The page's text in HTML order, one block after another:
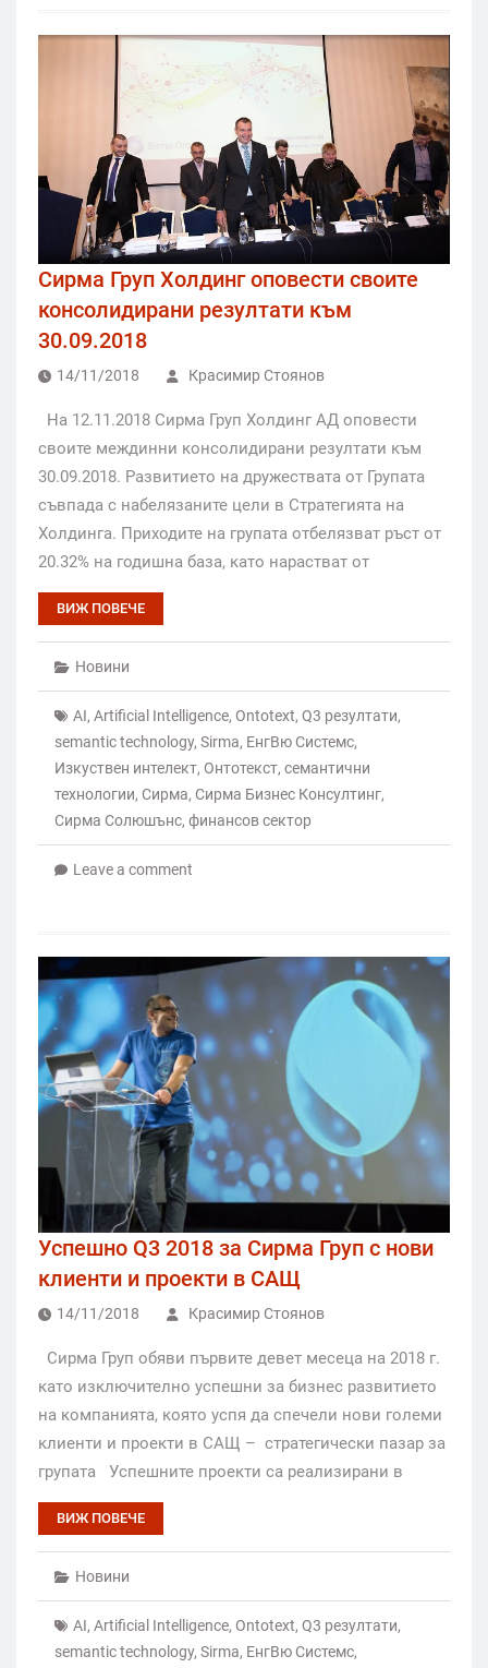
Сирма Груп Холдинг оповести своите
консолидирани резултати към
30.09.2018
14/11/2018 Красимир Стоянов
На 12.11.2018 Сирма Груп Холдинг АД оповести
своите междинни консолидирани резултати към
30.09.2018. Развитието на дружествата от Групата
съвпада с набелязаните цели в Стратегията на
Холдинга. Приходите на групата отбелязват ръст от
20.32% на годишна база, като нарастват от
ВИЖ ПОВЕЧЕ
Новини
AI, Artificial Intelligence, Ontotext, Q3 резултати,
semantic technology, Sirma, ЕнгВю Системс,
Изкуствен интелект, Онтотекст, семантични
технологии, Сирма, Сирма Бизнес Консултинг,
Сирма Солюшънс, финансов сектор
Leave a comment
Успешно Q3 2018 за Сирма Груп с нови
клиенти и проекти в САЩ
14/11/2018 Красимир Стоянов
Сирма Груп обяви първите девет месеца на 2018 г.
като изключително успешни за бизнес развитието
на компанията, която успя да спечели нови големи
клиенти и проекти в САЩ – стратегически пазар за
групата Успешните проекти са реализирани в
ВИЖ ПОВЕЧЕ
Новини
AI, Artificial Intelligence, Ontotext, Q3 резултати,
semantic technology, Sirma, ЕнгВю Системс,